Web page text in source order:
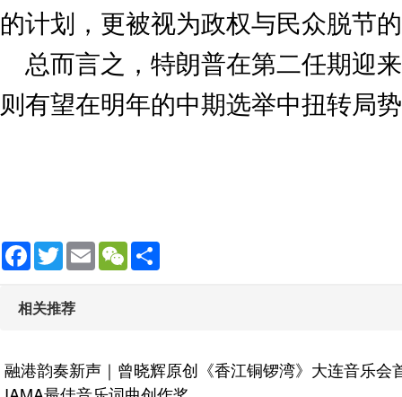
的计划，更被视为政权与民众脱节
总而言之，特朗普在第二任期迎
则有望在明年的中期选举中扭转局
Facebook
TwitterEmail WeChat
相关推荐
融港韵奏新声｜曾晓辉原创《香江铜锣湾》大连音乐会